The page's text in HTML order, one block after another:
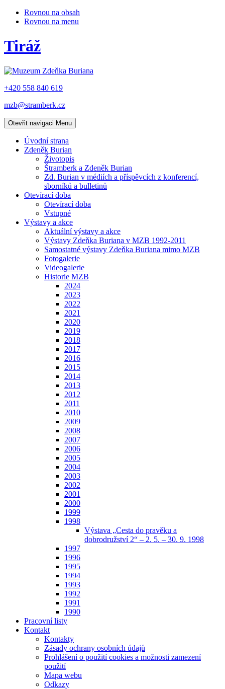
Rovnou na obsah
Rovnou na menu
Tiráž
+420 558 840 619
mzb@stramberk.cz
Otevřit navigaci Menu
Úvodní strana
Zdeněk Burian
Životopis
Štramberk a Zdeněk Burian
Zd. Burian v médiích a příspěvcích z konferencí,
sborníků a bulletinů
Otevírací doba
Otevírací doba
Vstupné
Výstavy a akce
Aktuální výstavy a akce
Výstavy Zdeňka Buriana v MZB 1992-2011
Samostatné výstavy Zdeňka Buriana mimo MZB
Fotogalerie
Videogalerie
Historie MZB
2024
2023
2022
2021
2020
2019
2018
2017
2016
2015
2014
2013
2012
2011
2010
2009
2008
2007
2006
2005
2004
2003
2002
2001
2000
1999
1998
Výstava „Cesta do pravěku a
dobrodružství 2“ – 2. 5. – 30. 9. 1998
1997
1996
1995
1994
1993
1992
1991
1990
Pracovní listy
Kontakt
Kontakty
Zásady ochrany osobních údajů
Prohlášení o použití cookies a možnosti zamezení
použití
Mapa webu
Odkazy